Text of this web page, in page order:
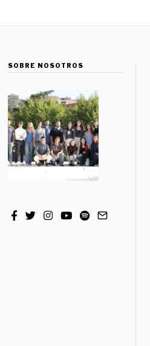
SOBRE NOSOTROS